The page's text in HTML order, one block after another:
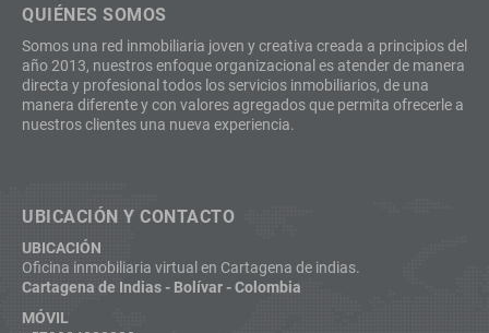
QUIÉNES SOMOS
Somos una red inmobiliaria joven y creativa creada a principios del
año 2013, nuestros enfoque organizacional es atender de manera
directa y profesional todos los servicios inmobiliarios, de una
manera diferente y con valores agregados que permita ofrecerle a
nuestros clientes una nueva experiencia.
UBICACIÓN Y CONTACTO
UBICACIÓN
Oficina inmobiliaria virtual en Cartagena de indias.
Cartagena de Indias - Bolívar - Colombia
MÓVIL